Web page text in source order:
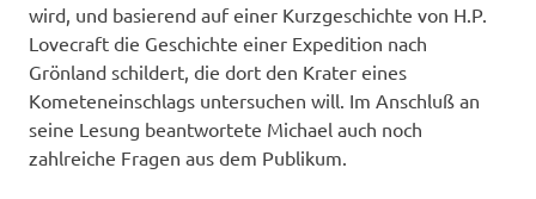
wird, und basierend auf einer Kurzgeschichte von H.P.
Lovecraft die Geschichte einer Expedition nach
Grönland schildert, die dort den Krater eines
Kometeneinschlags untersuchen will. Im Anschluß an
seine Lesung beantwortete Michael auch noch
zahlreiche Fragen aus dem Publikum.